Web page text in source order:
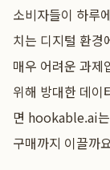
소비자들이 하루
치는 디지털 환경
매우 어려운 과제
위해 방대한 데이
면 hookable.ai는
구매까지 이끌까